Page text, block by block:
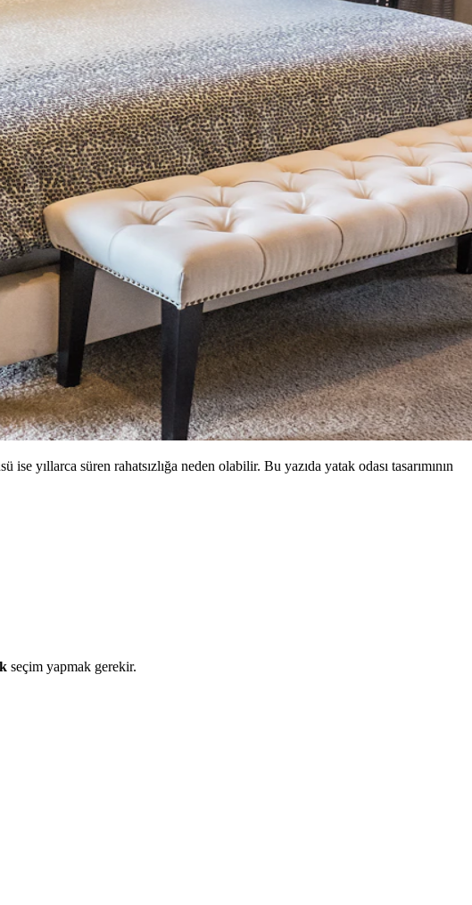
yıllarca süren rahatsızlığa neden olabilir. Bu yazıda yatak odası tasarımının
seçim yapmak gerekir.